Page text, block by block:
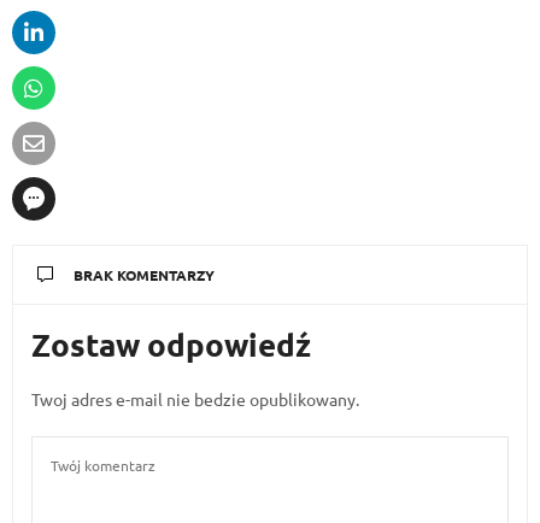
BRAK KOMENTARZY
Zostaw odpowiedź
Twoj adres e-mail nie bedzie opublikowany.